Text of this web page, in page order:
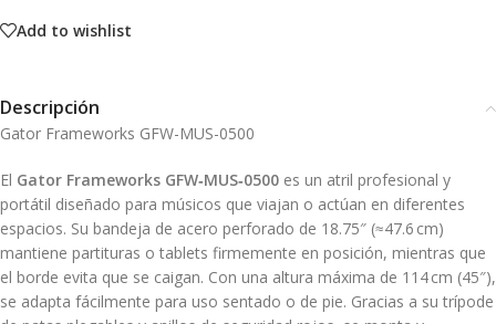
Add to wishlist
Descripción
Gator Frameworks GFW-MUS-0500
El Gator Frameworks GFW‑MUS‑0500 es un atril profesional y
portátil diseñado para músicos que viajan o actúan en diferentes
espacios. Su bandeja de acero perforado de 18.75″ (≈47.6 cm)
mantiene partituras o tablets firmemente en posición, mientras que
el borde evita que se caigan. Con una altura máxima de 114 cm (45″),
se adapta fácilmente para uso sentado o de pie. Gracias a su trípode